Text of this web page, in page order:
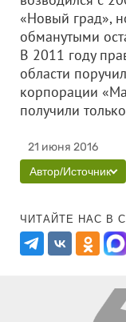
«Новый град»,
обманутыми
В 2011 году
области
корпорации
получили
21 июня 2016
Автор/Источник
ЧИТАЙТЕ НАС В